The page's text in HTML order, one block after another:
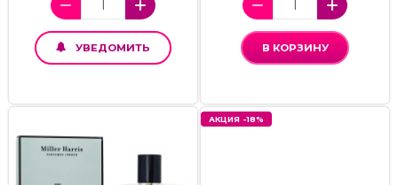
УВЕДОМИТЬ В КОРЗИНУ
АКЦИЯ -18%